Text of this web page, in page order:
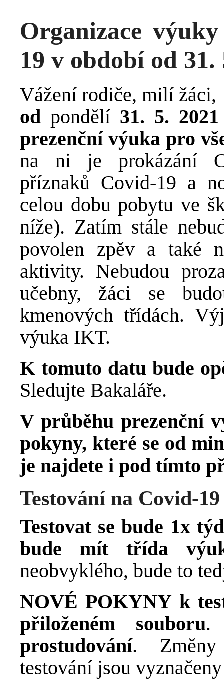
Organizace
19 v období od 31.
Vážení rodiče, milí žáci,
od pondělí 31. 5.
prezenční výuka pro
na ni je prokázání
příznaků Covid-19 a
celou dobu pobytu ve
níže). Zatím stále
povolen zpěv a také
aktivity. Nebudou
učebny, žáci se
kmenových třídách.
výuka IKT.
K tomuto datu bude
Sledujte Bakaláře.
V průběhu prezenční
pokyny, které se od
je najdete i pod tímto
Testování na Covid-19
Testovat se bude 1x
bude mít třída
neobvyklého, bude to
NOVÉ POKYNY k
přiloženém souboru
prostudování. Změny
testování jsou